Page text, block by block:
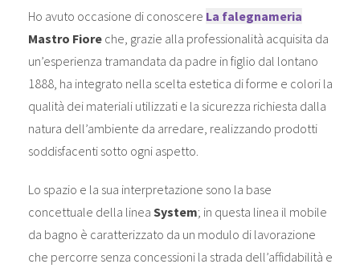
Ho avuto occasione di conoscere La falegnameria
Mastro Fiore che, grazie alla professionalità acquisita da
un’esperienza tramandata da padre in figlio dal lontano
1888, ha integrato nella scelta estetica di forme e colori la
qualità dei materiali utilizzati e la sicurezza richiesta dalla
natura dell’ambiente da arredare, realizzando prodotti
soddisfacenti sotto ogni aspetto.
Lo spazio e la sua interpretazione sono la base
concettuale della linea System; in questa linea il mobile
da bagno è caratterizzato da un modulo di lavorazione
che percorre senza concessioni la strada dell’affidabilità e